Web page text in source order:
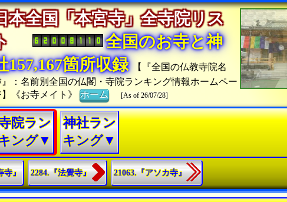
本全国「本宮寺」全寺院リス
全国のお寺と神
157,167箇所収録
【『全国の仏教寺院名
』：名前別全国の仏閣・寺院ランキング情報ホームペー
】《お寺メイト》ホーム [As of 26/07/28]
院ラン
ング▼
神社ラン
キング▼
寺』 2284.『法覺寺』 21063.『アソカ寺』